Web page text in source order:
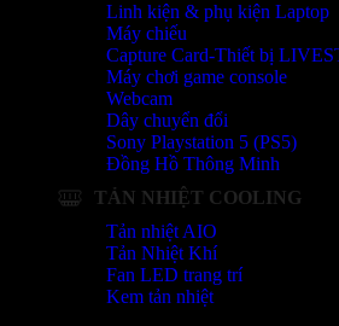
Linh kiện & phụ kiện Laptop
Máy chiếu
Capture Card-Thiết bị
Máy chơi game console
Webcam
Dây chuyển đổi
Sony Playstation 5 (PS5)
Đồng Hồ Thông Minh
TẢN NHIỆT COOLING
Tản nhiệt AIO
Tản Nhiệt Khí
Fan LED trang trí
Kem tản nhiệt